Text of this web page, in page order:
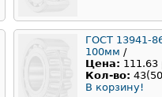
ГОСТ 13941-
100мм /
Цена:
Кол-во:
В корзину!